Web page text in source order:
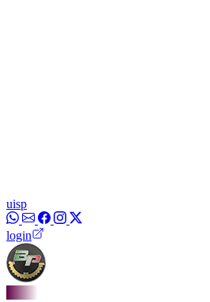
uisp
login